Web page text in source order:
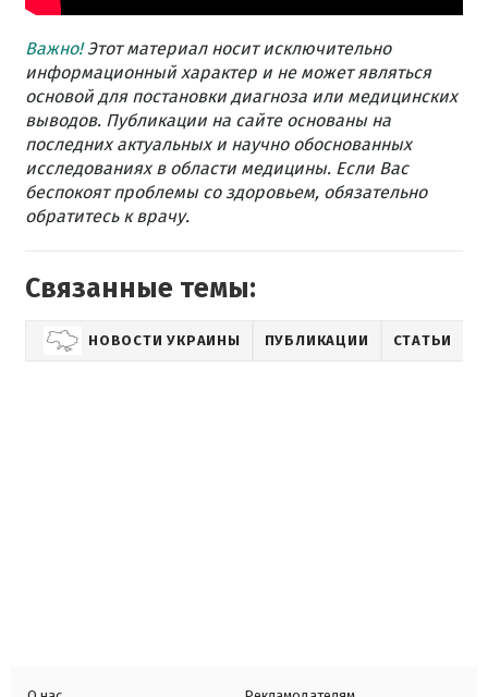
Важно!Этот материал носит исключительно
информационный характер и не может являться
основой для постановки диагноза или медицинских
выводов. Публикации на сайте основаны на
последних актуальных и научно обоснованных
исследованиях в области медицины. Если Вас
беспокоят проблемы со здоровьем, обязательно
обратитесь к врачу.
Связанные темы:
НОВОСТИ УКРАИНЫ ПУБЛИКАЦИИ СТАТЬИ